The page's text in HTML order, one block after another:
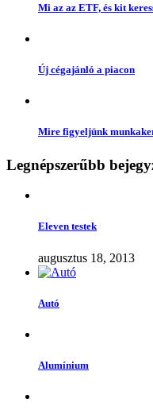
Mi az az ETF, és kit
Új cégajánló a piacon
Mire figyeljünk
Legnépszerűbb
Eleven testek
augusztus 18, 2013
Autó
Alumínium